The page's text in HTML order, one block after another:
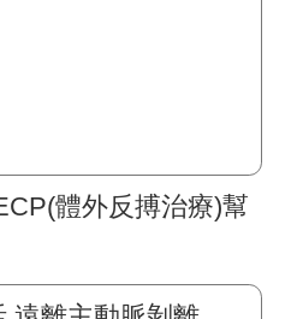
體外反搏治療)幫